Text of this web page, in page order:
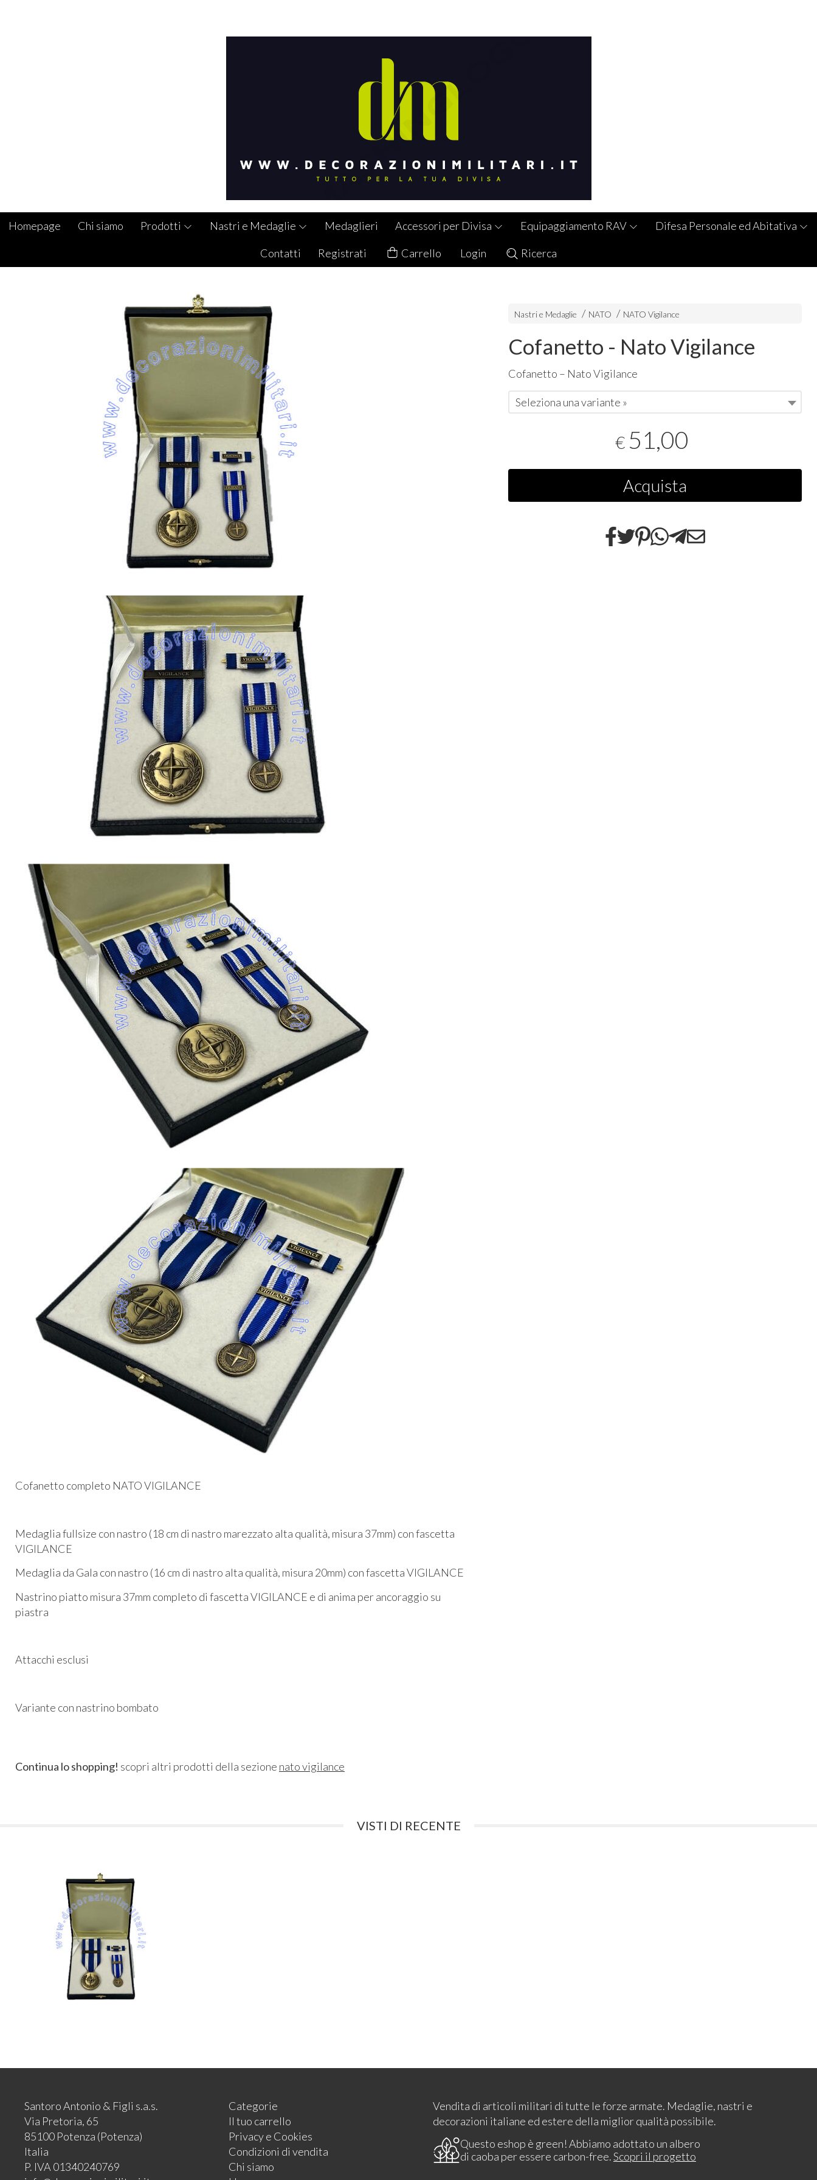
Homepage Chi siamo Prodotti Nastri e Medaglie Medaglieri Accessori per Divisa Equipaggiamento RAV Difesa Personale ed Abitativa
Contatti Registrati Carrello Login Ricerca
Cofanetto completo NATO VIGILANCE
Medaglia fullsize con nastro (18 cm di nastro marezzato alta qualità, misura 37mm) con fascetta
VIGILANCE
Medaglia da Gala con nastro (16 cm di nastro alta qualità, misura 20mm) con fascetta VIGILANCE
Nastrino piatto misura 37mm completo di fascetta VIGILANCE e di anima per ancoraggio su
piastra
Attacchi esclusi
Variante con nastrino bombato
Nastri e Medaglie NATO NATO Vigilance
Cofanetto - Nato Vigilance
Cofanetto – Nato Vigilance
Seleziona una variante »
€ 51,00
Acquista
Continua lo shopping! scopri altri prodotti della sezione nato vigilance
VISTI DI RECENTE
Santoro Antonio & Figli s.a.s.
Via Pretoria, 65
85100 Potenza (Potenza)
Italia
P. IVA 01340240769
Categorie
Il tuo carrello
Privacy e Cookies
Condizioni di vendita
Chi siamo
Vendita di articoli militari di tutte le forze armate. Medaglie, nastri e
decorazioni italiane ed estere della miglior qualità possibile.
Questo eshop è green! Abbiamo adottato un albero
di caoba per essere carbon-free.Scopri il progetto